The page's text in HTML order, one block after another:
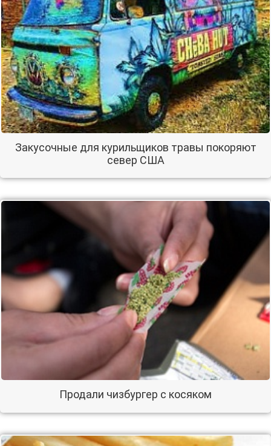
Закусочные для курильщиков травы покоряют
север США
Продали чизбургер с косяком